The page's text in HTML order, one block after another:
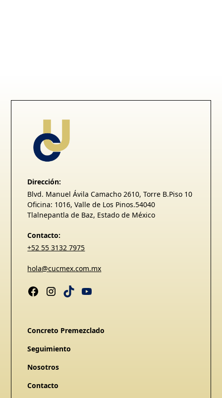
Dirección:
Blvd. Manuel Ávila Camacho 2610, Torre B.Piso 10
Oficina: 1016, Valle de Los Pinos.54040
Tlalnepantla de Baz, Estado de México
Contacto:
+52 55 3132 7975
hola@cucmex.com.mx
Concreto Premezclado
Seguimiento
Nosotros
Contacto